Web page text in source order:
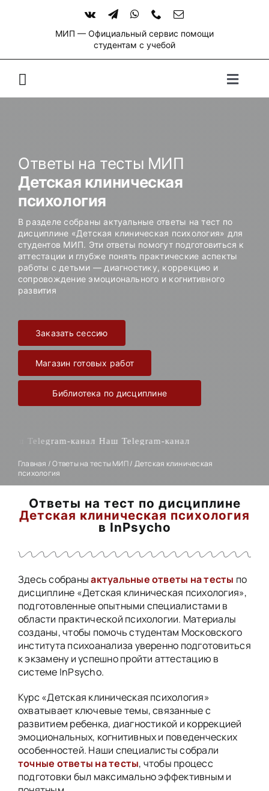
МИП — Официальный сервис помощи
студентам с учебой
Toggle
Ответы на тесты МИП
Детская клиническая
психология
В разделе собраны актуальные ответы на тест по
дисциплине «Детская клиническая психология» для
студентов МИП. Эти ответы помогут подготовиться к
аттестации и глубже понять практические аспекты
работы с детьми — диагностику, коррекцию и
сопровождение эмоционального и когнитивного
развития
Заказать сессию
Магазин готовых работ
Библиотека по дисциплине
Telegram-канал Наш Telegram-канал
Главная /Ответы на тесты МИП/ Детская клиническая
психология
Ответы на тест по дисциплине
Детская клиническая психология
в InPsycho
Здесь собраныактуальные ответы на тесты по
дисциплине «Детская клиническая психология»,
подготовленные опытными специалистами в
области практической психологии. Материалы
созданы, чтобы помочь студентам Московского
института психоанализа уверенно подготовиться
к экзамену и успешно пройти аттестацию в
системе InPsycho.
Курс «Детская клиническая психология»
охватывает ключевые темы, связанные с
развитием ребенка, диагностикой и коррекцией
эмоциональных, когнитивных и поведенческих
особенностей. Наши специалисты собрали
точные ответы на тесты, чтобы процесс
подготовки был максимально эффективным и